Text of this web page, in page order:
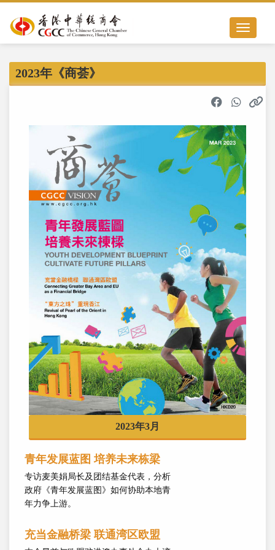
Toggle
2023年《商荟》
2023年3月
青年发展蓝图 培养未来栋梁
专访麦美娟局长及团结基金代表，分析
政府《青年发展蓝图》如何协助本地青
年力争上游。
充当金融桥梁 联通湾区欧盟